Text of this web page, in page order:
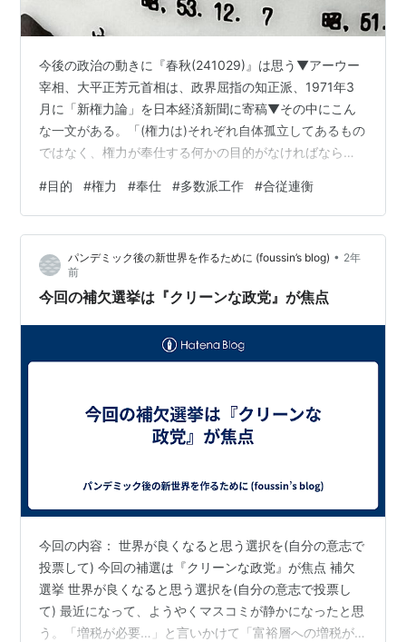
今後の政治の動きに『春秋(241029)』は思う▼アーウー
宰相、大平正芳元首相は、政界屈指の知正派、1971年3
月に「新権力論」を日本経済新聞に寄稿▼その中にこん
な一文がある。「(権力は)それぞれ自体孤立してあるもの
ではなく、権力が奉仕する何かの目的がなければならな
カネの問題のあいまいな幕引きや、就任の前と後との一
貫性を欠く石破茂首相の言動。耳を疑いたくなる悪手が
続いた▼焦点は首相の座を勝ち取るための各党の多数派
工作。対処すべき課題は山ほどある。大平は「むずかし
いのは何が目的かということである」と。それを明確に
してはじめて、合従連衡に筋が通る。…
#目的 #権力 #奉仕 #多数派工作 #合従連衡
パンデミック後の新世界を作るために (foussin’s blog) • 2年
前
今回の補欠選挙は『クリーンな政党』が焦点
今回の内容： 世界が良くなると思う選択を(自分の意志で
投票して) 今回の補選は『クリーンな政党』が焦点 補欠
選挙 世界が良くなると思う選択を(自分の意志で投票し
て) 最近になって、ようやくマスコミが静かになったと思
う。「増税が必要…」と言いかけて「富裕層への増税が